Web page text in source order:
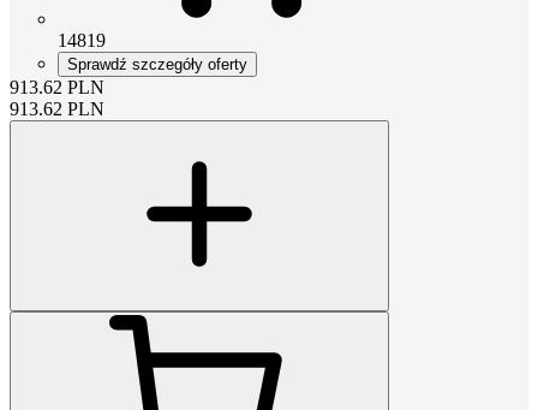
14819
Sprawdź szczegóły oferty
913.62 PLN
913.62 PLN